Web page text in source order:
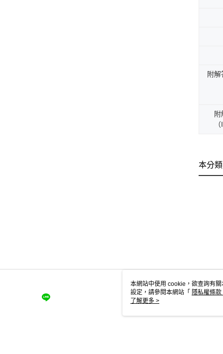
附
本分
本網站中使用 cookie，欲查詢有
設定，請參閱本網站「 隱私權條款
使用 cookie。
了解更多 >